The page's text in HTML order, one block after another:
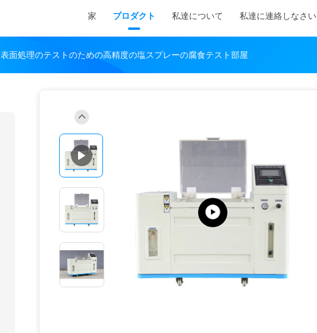
家 プロダクト 私達について 私達に連絡しなさい
表面処理のテストのための高精度の塩スプレーの腐食テスト部屋